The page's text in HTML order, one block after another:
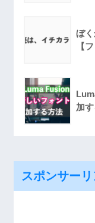
ぼ
【
加
スポンサーリ